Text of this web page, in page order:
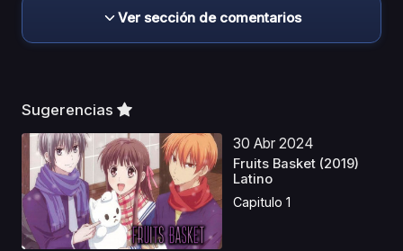
Ver sección de comentarios
Sugerencias
30 Abr 2024
Fruits Basket (2019)
Latino
Capitulo 1